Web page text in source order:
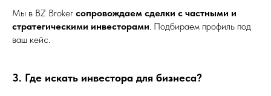
Мы в BZ Broker сопровождаем сделки с частными и
стратегическими инвесторами . Подбираем профиль под
ваш кейс.
3. Где искать инвестора для бизнеса?